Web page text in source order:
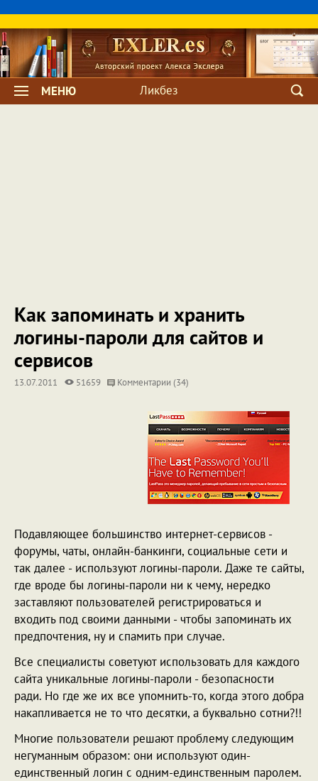
МЕНЮ Ликбез
Как запоминать и хранить
логины-пароли для сайтов и
сервисов
13.07.2011 51659 Комментарии (34)
Подавляющее большинство интернет-сервисов -
форумы, чаты, онлайн-банкинги, социальные сети и
так далее - используют логины-пароли. Даже те сайты,
где вроде бы логины-пароли ни к чему, нередко
заставляют пользователей регистрироваться и
входить под своими данными - чтобы запоминать их
предпочтения, ну и спамить при случае.
Все специалисты советуют использовать для каждого
сайта уникальные логины-пароли - безопасности
ради. Но где же их все упомнить-то, когда этого добра
накапливается не то что десятки, а буквально сотни?!!
Многие пользователи решают проблему следующим
негуманным образом: они используют один-
единственный логин с одним-единственным паролем.